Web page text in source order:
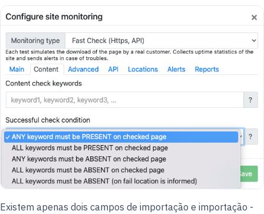
Existem apenas dois campos de importação e importação -